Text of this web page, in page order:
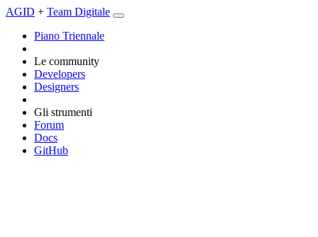
AGID + Team Digitale
Piano Triennale
Le community
Developers
Designers
Gli strumenti
Forum
Docs
GitHub